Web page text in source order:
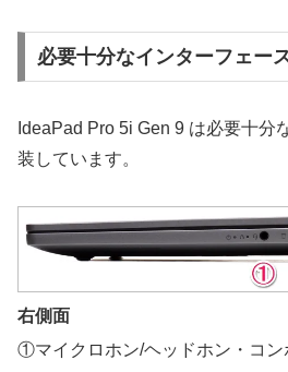
必要十分なインターフェー
IdeaPad Pro 5i Gen 9 は必要十分
装しています。
右側面
①マイクロホン/ヘッドホン・コン